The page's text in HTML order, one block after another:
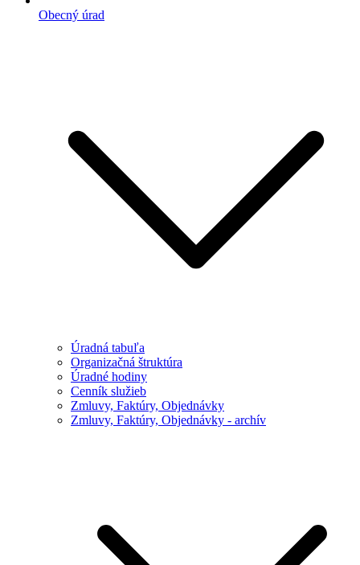
Obecný úrad
Úradná tabuľa
Organizačná štruktúra
Úradné hodiny
Cenník služieb
Zmluvy, Faktúry, Objednávky
Zmluvy, Faktúry, Objednávky - archív